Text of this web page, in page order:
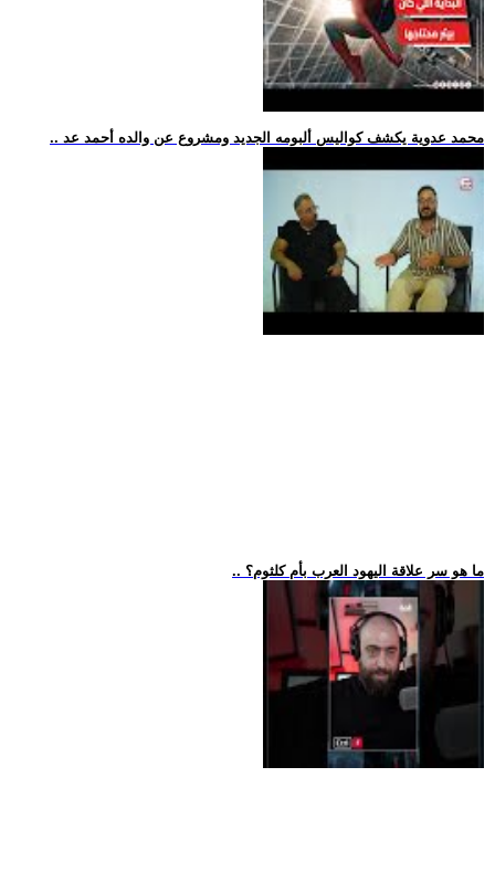
.. محمد عدوية يكشف كواليس ألبومه الجديد ومشروع عن والده أحمد عد
.. ما هو سر علاقة اليهود العرب بأم كلثوم؟